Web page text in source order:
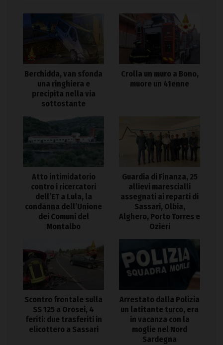
Berchidda, van sfonda
una ringhiera e
precipita nella via
sottostante
Crolla un muro a Bono,
muore un 41enne
Atto intimidatorio
contro i ricercatori
dell’ET a Lula, la
condanna dell’Unione
dei Comuni del
Montalbo
Guardia di Finanza, 25
allievi marescialli
assegnati ai reparti di
Sassari, Olbia,
Alghero, Porto Torres e
Ozieri
Scontro frontale sulla
SS 125 a Orosei, 4
feriti: due trasferiti in
elicottero a Sassari
Arrestato dalla Polizia
un latitante turco, era
in vacanza con la
moglie nel Nord
Sardegna